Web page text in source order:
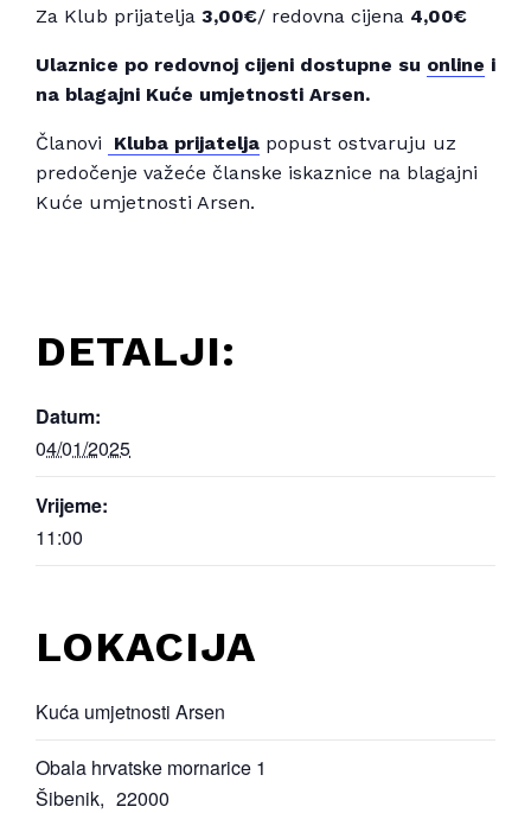
Za Klub prijatelja 3,00€/ redovna cijena 4,00€
Ulaznice po redovnoj cijeni dostupne su online i
na blagajni Kuće umjetnosti Arsen.
Članovi Kluba prijatelja popust ostvaruju uz
predočenje važeće članske iskaznice na blagajni
Kuće umjetnosti Arsen.
DETALJI:
Datum:
04/01/2025
Vrijeme:
11:00
LOKACIJA
Kuća umjetnosti Arsen
Obala hrvatske mornarice 1
Šibenik, 22000